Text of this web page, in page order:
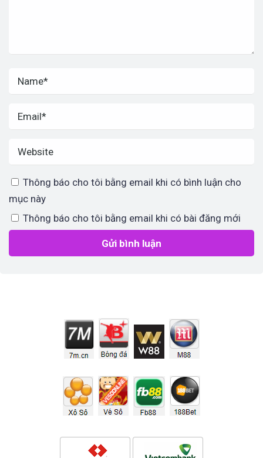
Thông báo cho tôi bằng email khi có bình luận cho
mục này
Thông báo cho tôi bằng email khi có bài đăng mới